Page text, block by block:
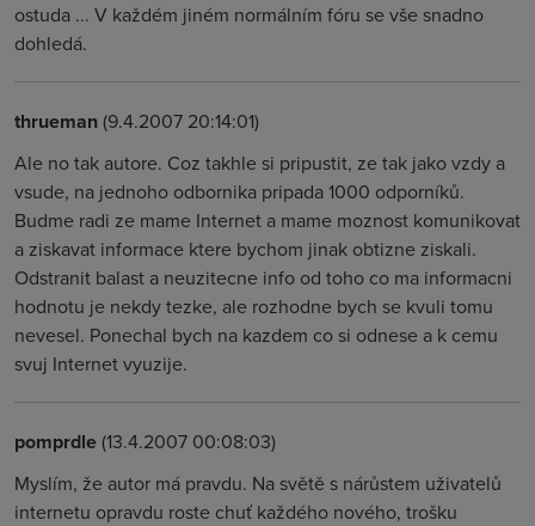
ostuda ... V každém jiném normálním fóru se vše snadno
dohledá.
thrueman(9.4.2007 20:14:01)
Ale no tak autore. Coz takhle si pripustit, ze tak jako vzdy a
vsude, na jednoho odbornika pripada 1000 odporníků.
Budme radi ze mame Internet a mame moznost komunikovat
a ziskavat informace ktere bychom jinak obtizne ziskali.
Odstranit balast a neuzitecne info od toho co ma informacni
hodnotu je nekdy tezke, ale rozhodne bych se kvuli tomu
nevesel. Ponechal bych na kazdem co si odnese a k cemu
svuj Internet vyuzije.
pomprdle(13.4.2007 00:08:03)
Myslím, že autor má pravdu. Na světě s nárůstem uživatelů
internetu opravdu roste chuť každého nového, trošku